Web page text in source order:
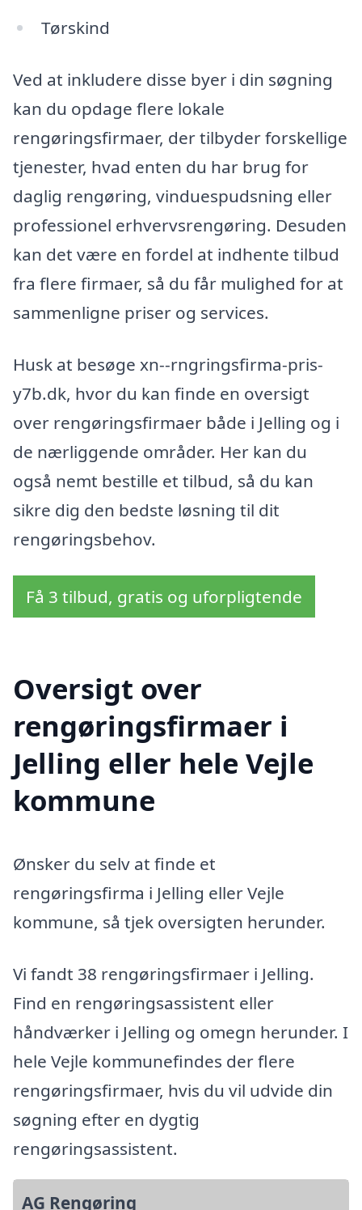
Tørskind
Ved at inkludere disse byer i din søgning
kan du opdage flere lokale
rengøringsfirmaer, der tilbyder forskellige
tjenester, hvad enten du har brug for
daglig rengøring, vinduespudsning eller
professionel erhvervsrengøring. Desuden
kan det være en fordel at indhente tilbud
fra flere firmaer, så du får mulighed for at
sammenligne priser og services.
Husk at besøge xn--rngringsfirma-pris-
y7b.dk, hvor du kan finde en oversigt
over rengøringsfirmaer både i Jelling og i
de nærliggende områder. Her kan du
også nemt bestille et tilbud, så du kan
sikre dig den bedste løsning til dit
rengøringsbehov.
Få 3 tilbud, gratis og uforpligtende
Oversigt over
rengøringsfirmaer i
Jelling eller hele Vejle
kommune
Ønsker du selv at finde et
rengøringsfirma i Jelling eller Vejle
kommune, så tjek oversigten herunder.
Vi fandt 38 rengøringsfirmaer i Jelling.
Find en rengøringsassistent eller
håndværker i Jelling og omegn herunder. I
hele Vejle kommunefindes der flere
rengøringsfirmaer, hvis du vil udvide din
søgning efter en dygtig
rengøringsassistent.
AG Rengøring